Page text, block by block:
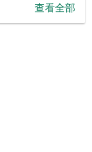
查看全部